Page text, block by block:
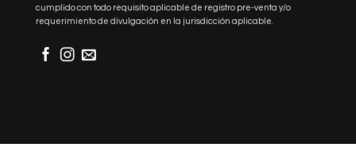
cumplido con todo requisito aplicable de registro pre-venta y/o
requerimiento de divulgación en la jurisdicción aplicable.